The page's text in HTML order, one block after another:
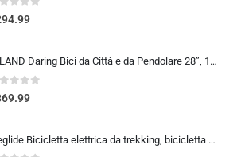
of 5
HILAND Daring Bici da Città e da Pendolare 28”, 14 Velocità, Telaio in Alluminio da 49/53/57 cm, 700C Bicicletta Stradale …
of 5
Eleglide Bicicletta elettrica da trekking, bicicletta elettrica T1 Step-Thru, 27,5″, bici da trekking, E-Citybike con batt…